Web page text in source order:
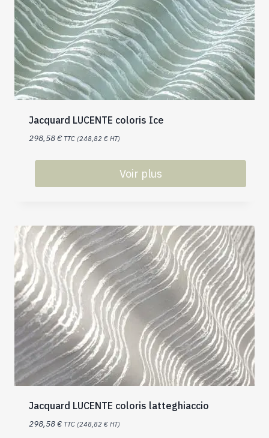
Jacquard LUCENTE coloris Ice
298,58€ TTC (248,82 € HT)
Voir plus
Jacquard LUCENTE coloris latteghiaccio
298,58€ TTC (248,82 € HT)